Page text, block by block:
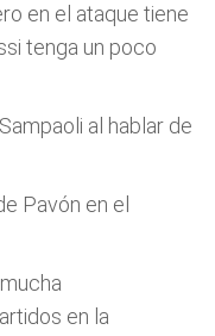
en el ataque tiene
tenga un poco
al hablar de
Pavón en el
en la